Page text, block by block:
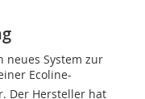
neues System zur
Ecoline-
Der Hersteller hat